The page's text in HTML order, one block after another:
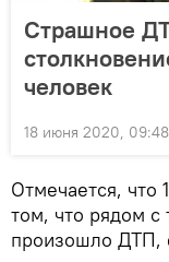
Страшное
человек
18 июня 2020, 09:48
Отмечается, что
том, что рядом
произошло ДТП,